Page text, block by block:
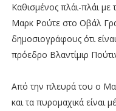
Καθισμένος πλάι-πλάι
Μαρκ Ρούτε στο Οβάλ
δημοσιογράφους ότι
πρόεδρο Βλαντίμιρ
Από την πλευρά του ο
και τα πυρομαχικά είναι